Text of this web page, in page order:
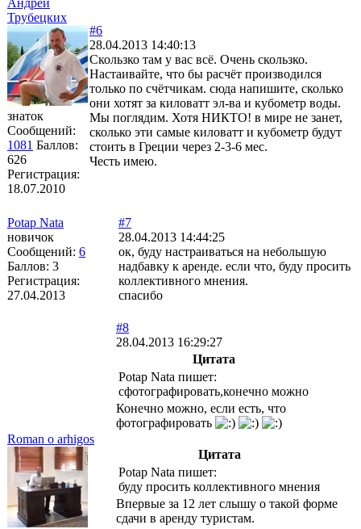
Трубецких
знаток
Сообщений:
1081 Баллов:
626
Регистрация:
18.07.2010
#6
28.04.2013 14:40:13
Скользко там у вас всё. Очень скользко.
Настаивайте, что бы расчёт производился
только по счётчикам. сюда напишите, сколько
они хотят за киловатт эл-ва и кубометр воды.
Мы поглядим. Хотя НИКТО! в мире не занет,
сколько эти самые киловатт и кубометр будут
стоить в Греции через 2-3-6 мес.
Честь имею.
Potap Nata
новичок
Сообщений: 6
Баллов: 3
Регистрация:
27.04.2013
#7
28.04.2013 14:44:25
ок, буду настраиваться на небольшую
надбавку к аренде. если что, буду просить
коллективного мнения.
спасибо
Roman o arhigos
#8
28.04.2013 16:29:27
Цитата
Potap Nata пишет:
сфотографировать,конечно можно
Конечно можно, если есть, что
фотографировать
Цитата
Potap Nata пишет:
буду просить коллективного мнения
Впервые за 12 лет слышу о такой форме
сдачи в аренду туристам.